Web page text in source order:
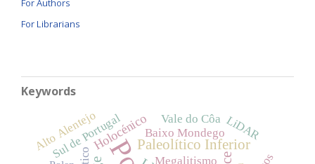
For Librarians
Keywords
Paleolítico Inferior
Holocénico
Sul de Portugal Baixo Mondego
Megalitismo
Alto Alentejo Vale do Côa LiDAR